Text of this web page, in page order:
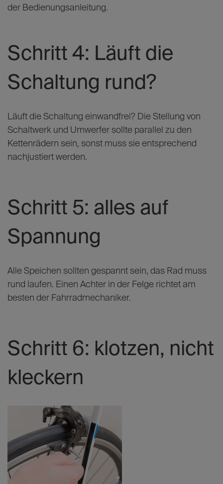
der Bedienungsanleitung.
Schritt 4: Läuft die
Schaltung rund?
Läuft die Schaltung einwandfrei? Die Stellung von
Schaltwerk und Umwerfer sollte parallel zu den
Kettenrädern sein, sonst muss sie entsprechend
nachjustiert werden.
Schritt 5: alles auf
Spannung
Alle Speichen sollten gespannt sein, das Rad muss
rund laufen. Einen Achter in der Felge richtet am
besten der Fahrradmechaniker.
Schritt 6: klotzen, nicht
kleckern